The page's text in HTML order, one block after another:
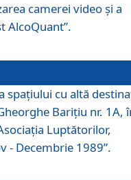
camerei video și a
AlcoQuant”.
spaţiului cu altă
Bariţiu nr. 1A,
Luptătorilor,
- Decembrie 1989”.